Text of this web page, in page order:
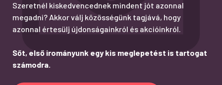
Szeretnél kiskedvencednek mindent jót azonnal
megadni? Akkor válj közösségünk tagjává, hogy
azonnal értesülj újdonságainkról és akcióinkról.
Sőt, első irományunk egy kis meglepetést is tartogat
számodra.